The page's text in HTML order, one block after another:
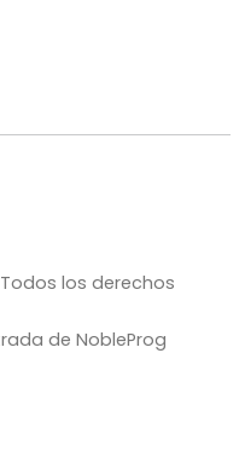
Todos los derechos
de NobleProg